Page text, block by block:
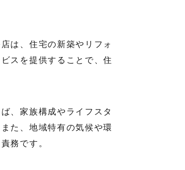
は、住宅の新築やリフォ
スを提供することで、住
、家族構成やライフスタ
た、地域特有の気候や環
務です。